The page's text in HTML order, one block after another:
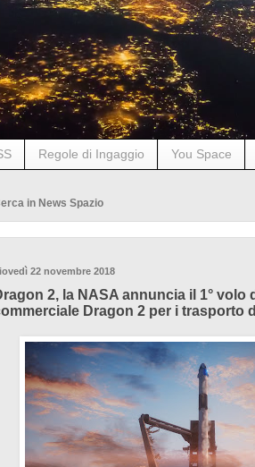
Regole di Ingaggio You Space
in News Spazio
22 novembre 2018
2, la NASA annuncia il 1° volo
Dragon 2 per i trasporto